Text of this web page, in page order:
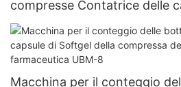
compresse Contatrice delle
compresse UBM- 4
Macchina per il conteggio